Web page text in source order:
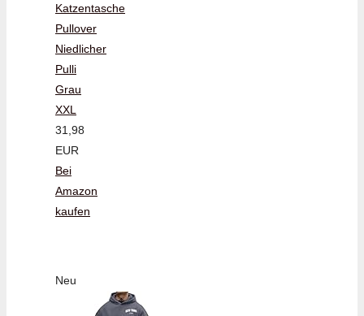
Katzentasche
Pullover
Niedlicher
Pulli
Grau
XXL
31,98
EUR
Bei
Amazon
kaufen
Neu